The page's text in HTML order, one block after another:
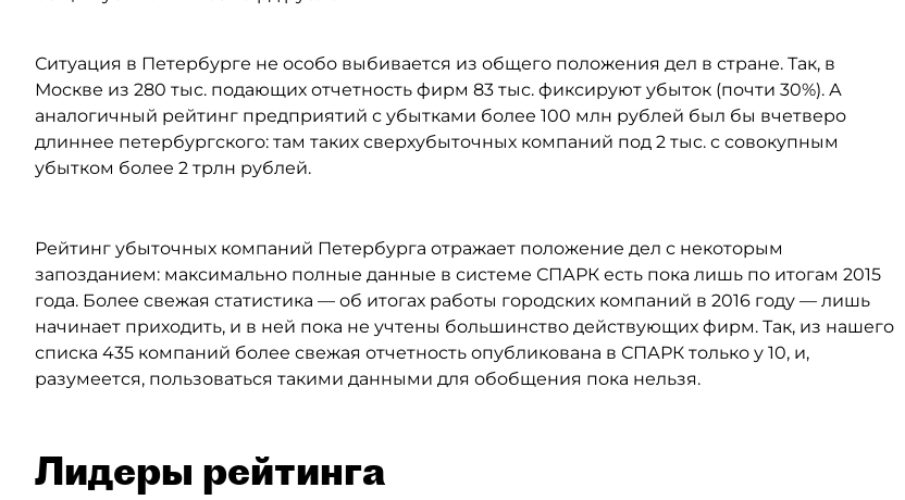
Ситуация в Петербурге не особо выбивается из общего положения дел в стране. Так, в
Москве из 280 тыс. подающих отчетность фирм 83 тыс. фиксируют убыток (почти 30%). А
аналогичный рейтинг предприятий с убытками более 100 млн рублей был бы вчетверо
длиннее петербургского: там таких сверхубыточных компаний под 2 тыс. с совокупным
убытком более 2 трлн рублей.
Рейтинг убыточных компаний Петербурга отражает положение дел с некоторым
запозданием: максимально полные данные в системе СПАРК есть пока лишь по итогам 2015
года. Более свежая статистика — об итогах работы городских компаний в 2016 году — лишь
начинает приходить, и в ней пока не учтены большинство действующих фирм. Так, из нашего
списка 435 компаний более свежая отчетность опубликована в СПАРК только у 10, и,
разумеется, пользоваться такими данными для обобщения пока нельзя.
Лидеры рейтинга